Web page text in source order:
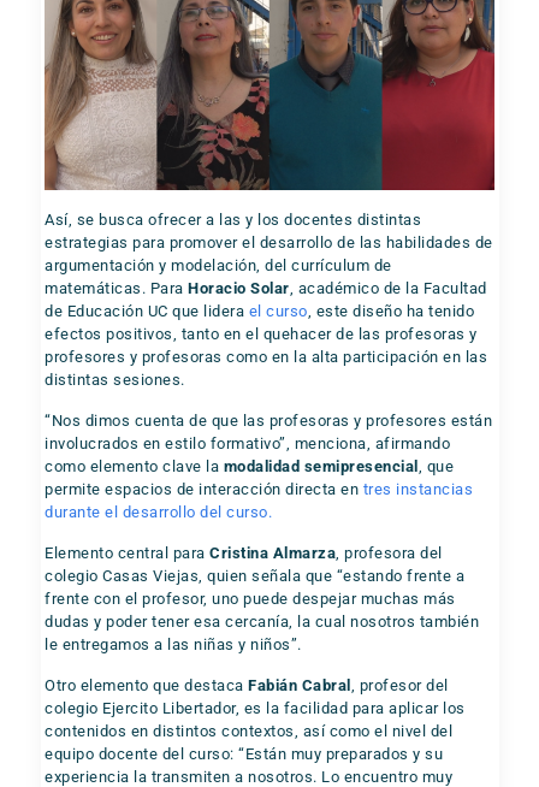
Así, se busca ofrecer a las y los docentes distintas
estrategias para promover el desarrollo de las habilidades de
argumentación y modelación, del currículum de
matemáticas. ParaHoracio Solar , académico de la Facultad
de Educación UC que lidera el curso , este diseño ha tenido
efectos positivos, tanto en el quehacer de las profesoras y
profesores y profesoras como en la alta participación en las
distintas sesiones.
“Nos dimos cuenta de que las profesoras y profesores están
involucrados en estilo formativo”, menciona, afirmando
como elemento clave la modalidad semipresencial , que
permite espacios de interacción directa en tres instancias
durante el desarrollo del curso.
Elemento central paraCristina Almarza , profesora del
colegio Casas Viejas, quien señala que “estando frente a
frente con el profesor, uno puede despejar muchas más
dudas y poder tener esa cercanía, la cual nosotros también
le entregamos a las niñas y niños”.
Otro elemento que destacaFabián Cabral , profesor del
colegio Ejercito Libertador, es la facilidad para aplicar los
contenidos en distintos contextos, así como el nivel del
equipo docente del curso: “Están muy preparados y su
experiencia la transmiten a nosotros. Lo encuentro muy